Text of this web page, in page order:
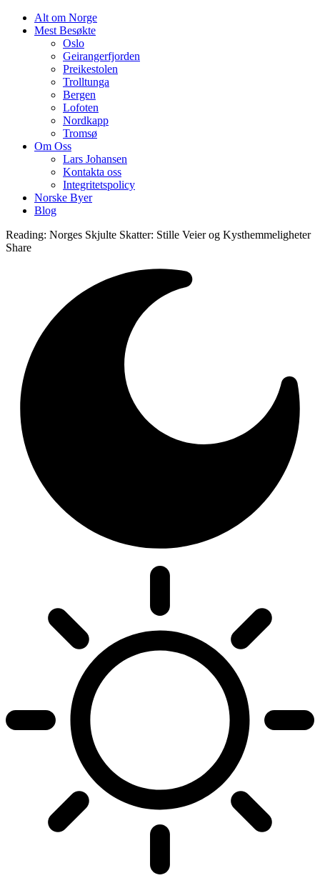
Alt om Norge
Mest Besøkte
Oslo
Geirangerfjorden
Preikestolen
Trolltunga
Bergen
Lofoten
Nordkapp
Tromsø
Om Oss
Lars Johansen
Kontakta oss
Integritetspolicy
Norske Byer
Blog
Reading: Norges Skjulte Skatter: Stille Veier og Kysthemmeligheter
Share